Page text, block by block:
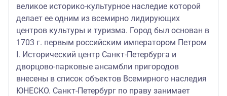
великое историко-культурное наследие которой
делает ее одним из всемирно лидирующих
центров культуры и туризма. Город был основан в
1703 г. первым российским императором Петром
I. Исторический центр Санкт-Петербурга и
дворцово-парковые ансамбли пригородов
внесены в список объектов Всемирного наследия
ЮНЕСКО. Санкт-Петербург по праву занимает